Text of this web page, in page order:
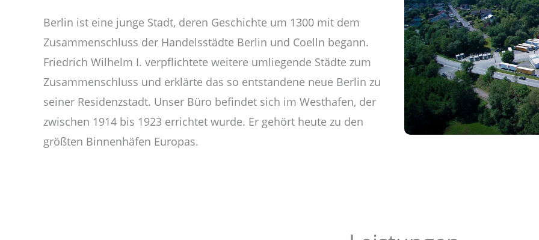
Berlin ist eine junge Stadt, deren Geschichte um 1300 mit dem
Zusammenschluss der Handelsstädte Berlin und Coelln begann.
Friedrich Wilhelm I. verpflichtete weitere umliegende Städte zum
Zusammenschluss und erklärte das so entstandene neue Berlin zu
seiner Residenzstadt. Unser Büro befindet sich im Westhafen, der
zwischen 1914 bis 1923 errichtet wurde. Er gehört heute zu den
größten Binnenhäfen Europas.